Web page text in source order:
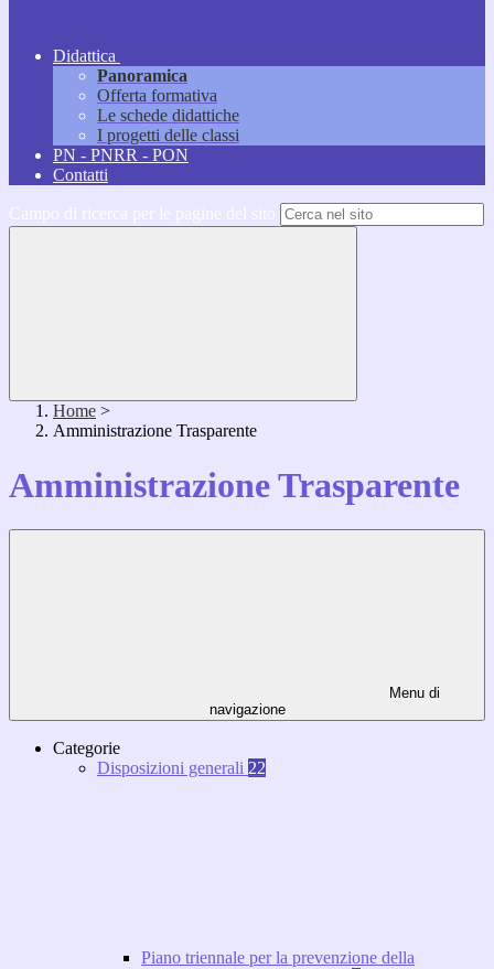
Didattica
Panoramica
Offerta formativa
Le schede didattiche
I progetti delle classi
PN - PNRR - PON
Contatti
Home >
Amministrazione Trasparente
Amministrazione Trasparente
Menu di
navigazione
Categorie
Disposizioni generali 22
Piano triennale per la prevenzione della